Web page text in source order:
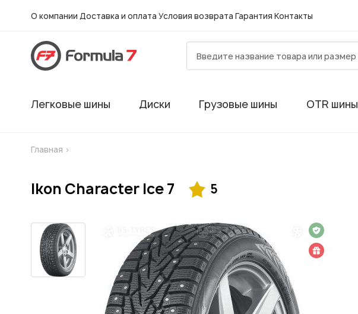
О компании Доставка и оплата Условия возврата Гарантия Контакты
Легковые шины Диски Грузовые шины OTR шины
Главная >
Ikon Character Ice 7 5
Гарантия на 1 год
Шиномонтаж в подарок